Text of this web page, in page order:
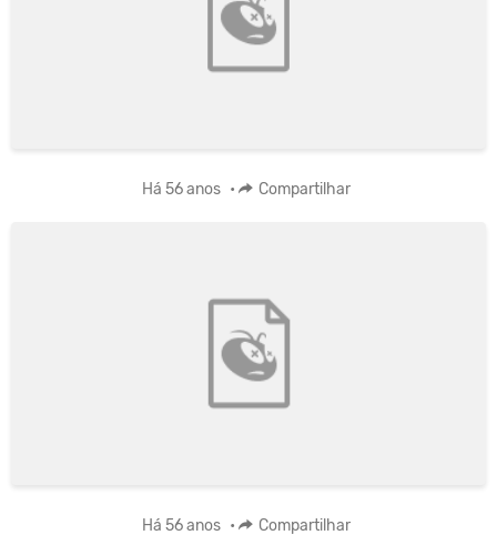
Há 56 anos • Compartilhar
Há 56 anos • Compartilhar